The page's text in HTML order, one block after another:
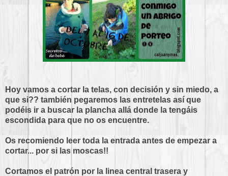
Hoy vamos a cortar la telas, con decisión y sin miedo, a
que si?? también pegaremos las entretelas así que
podéis ir a buscar la plancha allá donde la tengáis
escondida para que no os encuentre.
Os recomiendo leer toda la entrada antes de empezar a
cortar... por si las moscas!!
Cortamos el patrón por la linea central trasera y